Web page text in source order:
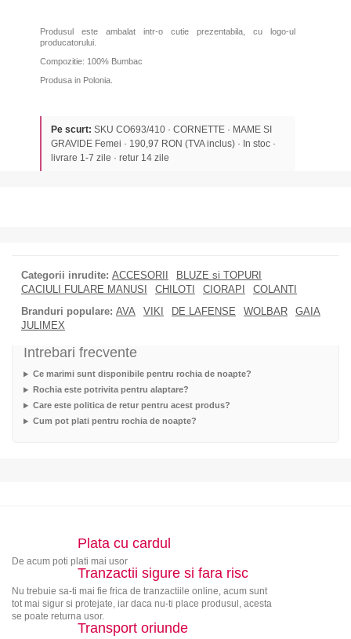
Produsul este ambalat intr-o cutie prezentabila, cu logo-ul
producatorului.
Compozitie: 100% Bumbac
Produsa in Polonia.
Pe scurt: SKU CO693/410 · CORNETTE · MAME SI
GRAVIDE Femei · 190,97 RON (TVA inclus) · In stoc ·
livrare 1-7 zile · retur 14 zile
Categorii inrudite: ACCESORII
BLUZE si TOPURI
CACIULI FULARE MANUSI
CHILOTI CIORAPI
COLANTI
Branduri populare: AVA VIKI DE LAFENSE WOLBAR
GAIA
JULIMEX
Intrebari frecvente
Ce marimi sunt disponibile pentru rochia de noapte?
Rochia este potrivita pentru alaptare?
Care este politica de retur pentru acest produs?
Cum pot plati pentru rochia de noapte?
Plata cu cardul
De acum poti plati mai usor
Tranzactii sigure si fara risc
Nu trebuie sa-ti mai fie frica de tranzactiile online, acum sunt
tot mai sigur si protejate, iar daca nu-ti place produsul, acesta
se poate returna usor.
Transport oriunde